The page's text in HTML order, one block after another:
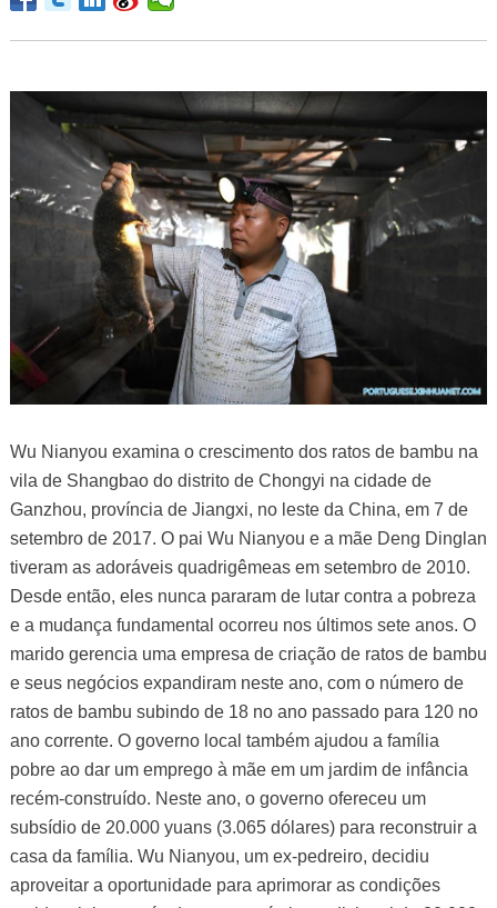
Wu Nianyou examina o crescimento dos ratos de bambu na
vila de Shangbao do distrito de Chongyi na cidade de
Ganzhou, província de Jiangxi, no leste da China, em 7 de
setembro de 2017. O pai Wu Nianyou e a mãe Deng Dinglan
tiveram as adoráveis quadrigêmeas em setembro de 2010.
Desde então, eles nunca pararam de lutar contra a pobreza
e a mudança fundamental ocorreu nos últimos sete anos. O
marido gerencia uma empresa de criação de ratos de bambu
e seus negócios expandiram neste ano, com o número de
ratos de bambu subindo de 18 no ano passado para 120 no
ano corrente. O governo local também ajudou a família
pobre ao dar um emprego à mãe em um jardim de infância
recém-construído. Neste ano, o governo ofereceu um
subsídio de 20.000 yuans (3.065 dólares) para reconstruir a
casa da família. Wu Nianyou, um ex-pedreiro, decidiu
aproveitar a oportunidade para aprimorar as condições